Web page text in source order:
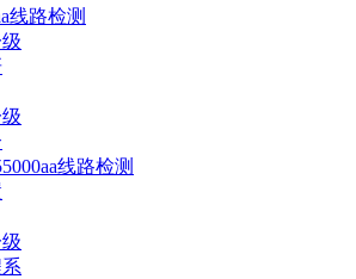
线路检测
线路检测